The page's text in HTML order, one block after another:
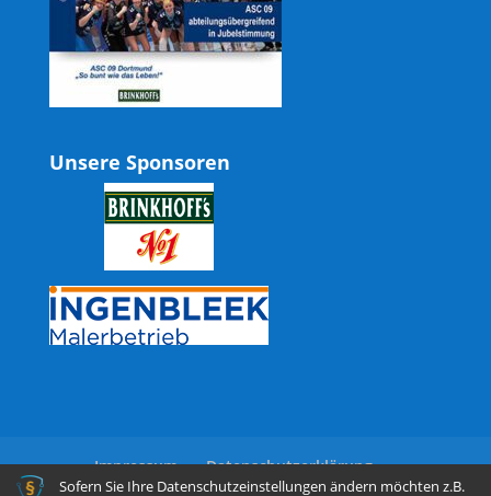
Unsere Sponsoren
Impressum Datenschutzerklärung
Sofern Sie Ihre Datenschutzeinstellungen ändern möchten z.B.